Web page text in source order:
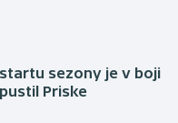
sezony je v boji
Priske